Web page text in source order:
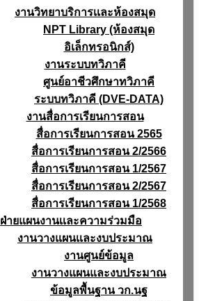
งานวิทยาบริการเเละห้องสมุด
NPT Library (ห้องสมุด
อิเล็กทรอนิกส์)
งานระบบทวิภาคี
ศูนย์อาชีวศึกษาทวิภาคี
ระบบทวิภาคี (DVE-DATA)
งานสื่อการเรียนการสอน
สื่อการเรียนการสอน 2565
สื่อการเรียนการสอน 2/2566
สื่อการเรียนการสอน 1/2567
สื่อการเรียนการสอน 2/2567
สื่อการเรียนการสอน 1/2568
ฝ่ายแผนงานเเละความร่วมมือ
งานวางแผนเเละงบประมาณ
งานศูนย์ข้อมูล
งานวางแผนและงบประมาณ
ข้อมูลพื้นฐาน วก.นฐ